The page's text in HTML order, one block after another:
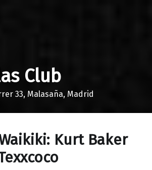
Club
33, Malasaña, Madrid
Kurt Baker